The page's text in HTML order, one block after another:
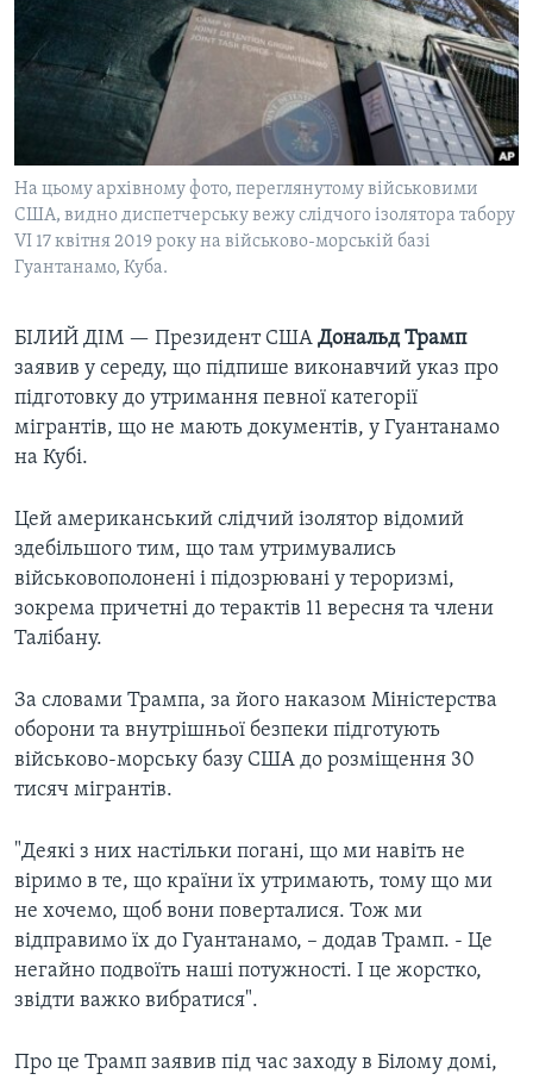
СУСПІЛЬСТВО
ЕКОНОМІКА
ІСТОРІЇ УСПІХУ УКРАЇНЦІВ
ТЕЛЕПРОГРАМИ
ЧАС-TIME
БРИФІНГ ГОЛОСУ АМЕРИКИ
СТУДІЯ ВАШИНГТОН
ВІКНО В АМЕРИКУ
ПРАЙМ-ТАЙМ
ENGLISH
Learning English
МИ В СОЦМЕРЕЖАХ
Мови
На цьому архівному фото, переглянутому військовими
США, видно диспетчерську вежу слідчого ізолятора табору
VI 17 квітня 2019 року на військово-морській базі
Гуантанамо, Куба.
БІЛИЙ ДІМ — Президент США Дональд Трамп
заявив у середу, що підпише виконавчий указ про
підготовку до утримання певної категорії
мігрантів, що не мають документів, у Гуантанамо
на Кубі.
Цей американський слідчий ізолятор відомий
здебільшого тим, що там утримувались
військовополонені і підозрювані у тероризмі,
зокрема причетні до терактів 11 вересня та члени
Талібану.
За словами Трампа, за його наказом Міністерства
оборони та внутрішньої безпеки підготують
військово-морську базу США до розміщення 30
тисяч мігрантів.
"Деякі з них настільки погані, що ми навіть не
віримо в те, що країни їх утримають, тому що ми
не хочемо, щоб вони поверталися. Тож ми
відправимо їх до Гуантанамо, – додав Трамп. - Це
негайно подвоїть наші потужності. І це жорстко,
звідти важко вибратися".
Про це Трамп заявив під час заходу в Білому домі,